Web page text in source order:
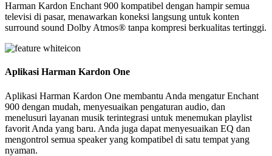
Harman Kardon Enchant 900 kompatibel dengan hampir semua
televisi di pasar, menawarkan koneksi langsung untuk konten
surround sound Dolby Atmos® tanpa kompresi berkualitas tertinggi.
Aplikasi Harman Kardon One
Aplikasi Harman Kardon One membantu Anda mengatur Enchant
900 dengan mudah, menyesuaikan pengaturan audio, dan
menelusuri layanan musik terintegrasi untuk menemukan playlist
favorit Anda yang baru. Anda juga dapat menyesuaikan EQ dan
mengontrol semua speaker yang kompatibel di satu tempat yang
nyaman.